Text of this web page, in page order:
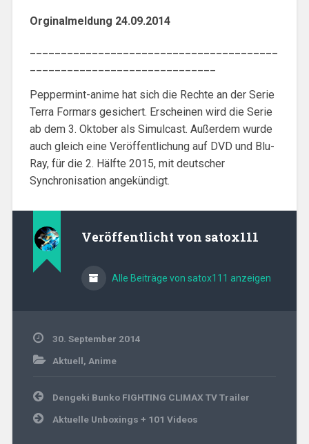
Orginalmeldung 24.09.2014
Peppermint-anime hat sich die Rechte an der Serie
Terra Formars gesichert. Erscheinen wird die Serie
ab dem 3. Oktober als Simulcast. Außerdem wurde
auch gleich eine Veröffentlichung auf DVD und Blu-
Ray, für die 2. Hälfte 2015, mit deutscher
Synchronisation angekündigt.
Veröffentlicht von satox111
Alle Beiträge von satox111 anzeigen
30. September 2014
Aktuell, Anime
Beitragsnavigation
Dengeki Bunko FIGHTING CLIMAX TV Trailer
Aktuelle Unboxings + 101 Videos